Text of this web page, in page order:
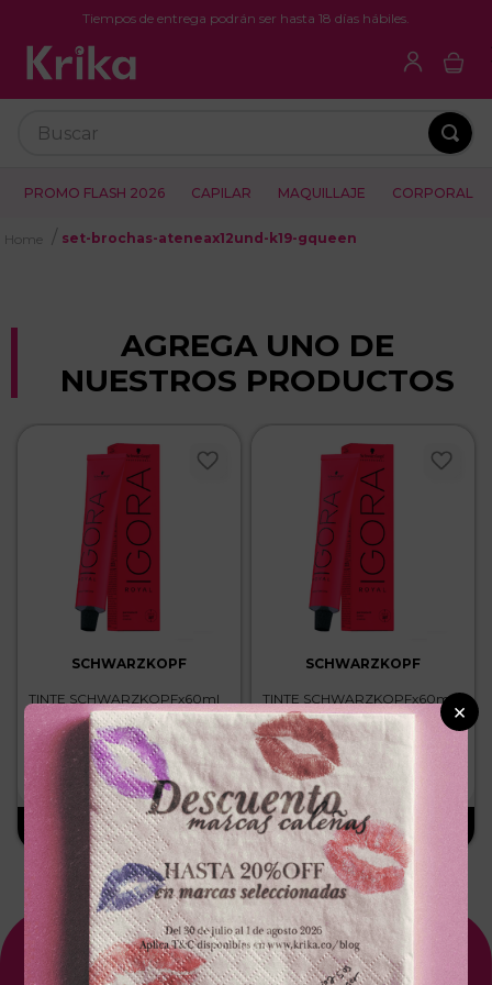
Tiempos de entrega podrán ser hasta 18 días hábiles.
PROMO FLASH 2026 CAPILAR MAQUILLAJE CORPORAL
set-brochas-ateneax12und-k19-gqueen
AGREGA UNO DE
NUESTROS PRODUCTOS
SCHWARZKOPF
TINTE SCHWARZKOPFx60ml
ROYAL 7.77 RUBIO MEDIO
COBRIZO INTENSO
$ 25 300 ＋
－
SCHWARZKOPF
TINTE SCHWARZKOPFx60ml
ROYAL 8.00 RUBIO CLARO
INTENSO
$ 25.300 －
Suscríbete A Nuestro NewsLetter
×